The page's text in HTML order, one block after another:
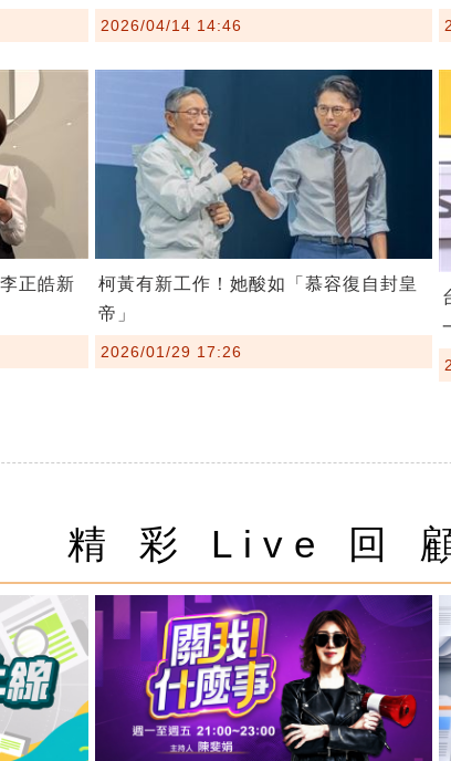
2026/04/14 14:46
正皓新
柯黃有新工作！她酸如「慕容復自封皇
帝」
2026/01/29 17:26
精 彩 Live 回